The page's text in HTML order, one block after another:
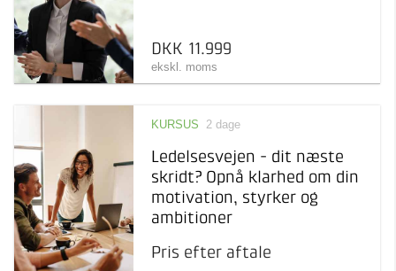
DKK 11.999
ekskl. moms
KURSUS 2 dage
Ledelsesvejen - dit næste
skridt? Opnå klarhed om din
motivation, styrker og
ambitioner
Pris efter aftale